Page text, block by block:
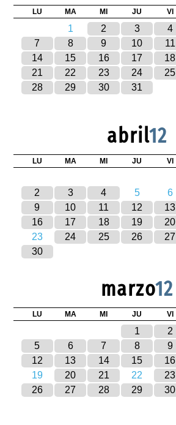
LU MA MI JU VI
1 2 3 4
7
8 9 10 11
14
15 16 17 18
21
22 23 24 25
28
29 30 31
abril12
LU MA MI JU VI
2
3 4 5 6
9
10 11 12 13
16
17 18 19 20
23
24 25 26 27
30
marzo12
LU MA MI JU VI
1 2
5
6 7 8 9
12
13 14 15 16
19
20 21 22 23
26
27 28 29 30